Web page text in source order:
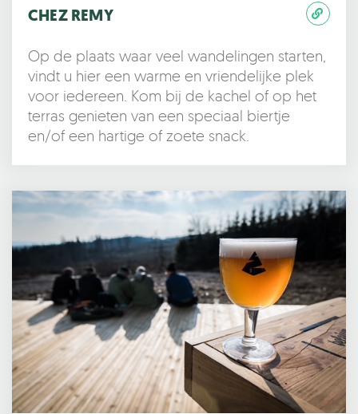
CHEZ REMY
Op de plaats waar veel wandelingen starten,
vindt u hier een warme en vriendelijke plek
voor iedereen. Kom bij de kachel of op het
terras genieten van een speciaal biertje
en/of een hartige of zoete snack.